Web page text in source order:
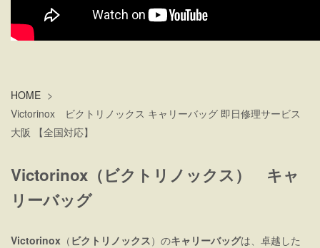
HOME >
Victorinox ビクトリノックス キャリーバッグ 即日修理サービス
大阪 【全国対応】
Victorinox（ビクトリノックス） キャ
リーバッグ
Victorinox （ ビクトリノックス）のキャリーバッグは、卓越した